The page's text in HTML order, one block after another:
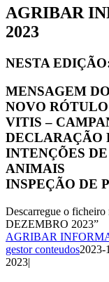
Image
AGRIBAR
2023
NESTA
MENSAGEM
NOVO
VITIS –
DECLARAÇÃO
INTENÇÕES
ANIMAIS
INSPEÇÃO DE
Descarregue o ficheiro
DEZEMBRO 2023”
AGRIBAR
gestor conteudos2023-
2023|